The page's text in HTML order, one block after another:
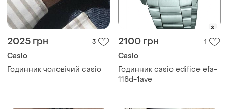
2025 грн 3
Casio
Годинник чоловічий casio
2100 грн 1
Casio
Годинник casio edifice efa-
118d-1ave